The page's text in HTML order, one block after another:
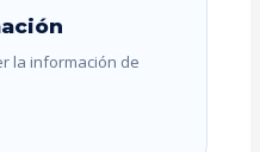
la información de